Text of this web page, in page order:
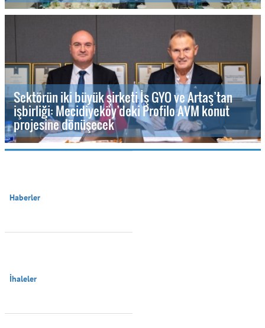
Sektörün iki büyük şirketi İş GYO ve Artaş’tan
işbirliği: Mecidiyeköy’deki Profilo AVM konut
projesine dönüşecek
Haberler
İhaleler